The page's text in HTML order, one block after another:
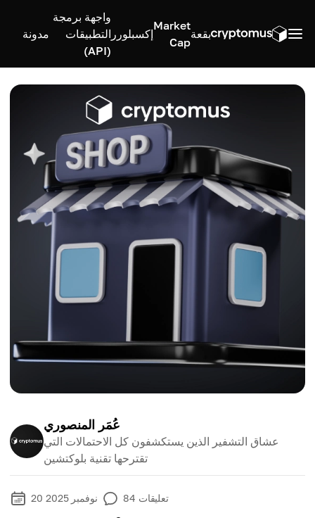
بقعة
Market
Cap
إكسبلورر
واجهة برمجة
التطبيقات
(API)
مدونة
عُمَر المنصوري
عشاق التشفير الذين يستكشفون كل الاحتمالات التي
تقترحها تقنية بلوكتشين
20 نوفمبر 2025 84 تعليقات